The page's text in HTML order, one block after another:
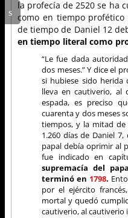
la profecía de 2520 se ha
como en tiempo
de tiempo de Daniel 12
en tiempo literal como
“Le fue dada
dos meses.” Y dice el
si hubiese sido herida
lleva en cautiverio, al
espada, es preciso
cuarenta y dos meses
tiempos, y la mitad
1.260 días de Daniel
papal debía oprimir al
fue indicado en
supremacía del
terminó en 1798.
por el ejército
mortal y quedó
cautiverio, al cautiverio